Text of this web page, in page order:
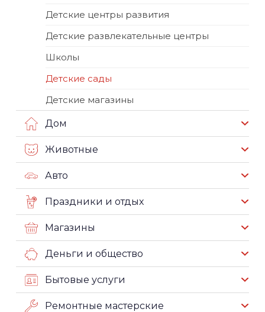
Детские центры развития
Детские развлекательные центры
Школы
Детские сады
Детские магазины
Дом
Животные
Авто
Праздники и отдых
Магазины
Деньги и общество
Бытовые услуги
Ремонтные мастерские